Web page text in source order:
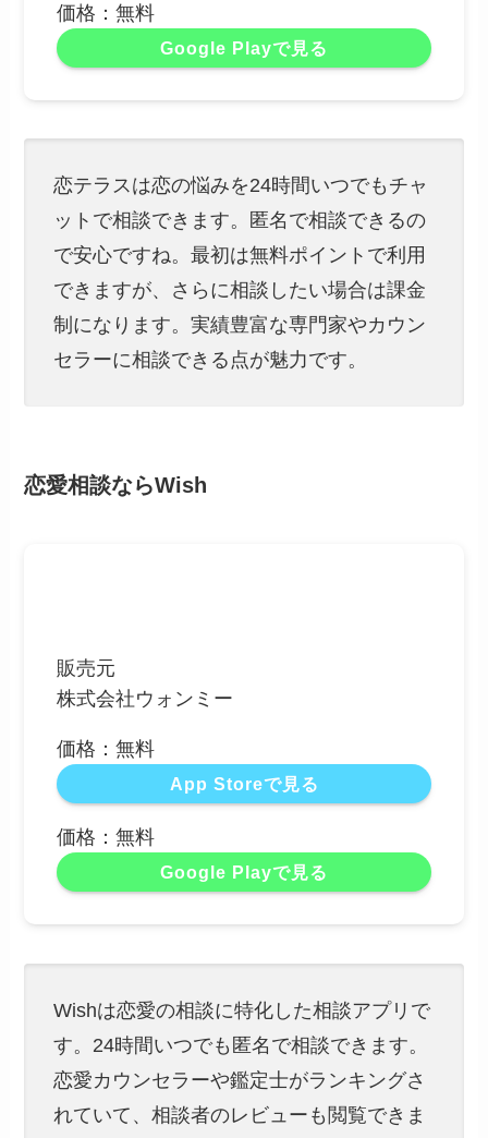
価格：無料
Google Playで見る
恋テラスは恋の悩みを24時間いつでもチャ
ットで相談できます。匿名で相談できるの
で安心ですね。最初は無料ポイントで利用
できますが、さらに相談したい場合は課金
制になります。実績豊富な専門家やカウン
セラーに相談できる点が魅力です。
恋愛相談ならWish
販売元
株式会社ウォンミー
価格：無料
App Storeで見る
価格：無料
Google Playで見る
Wishは恋愛の相談に特化した相談アプリで
す。24時間いつでも匿名で相談できます。
恋愛カウンセラーや鑑定士がランキングさ
れていて、相談者のレビューも閲覧できま